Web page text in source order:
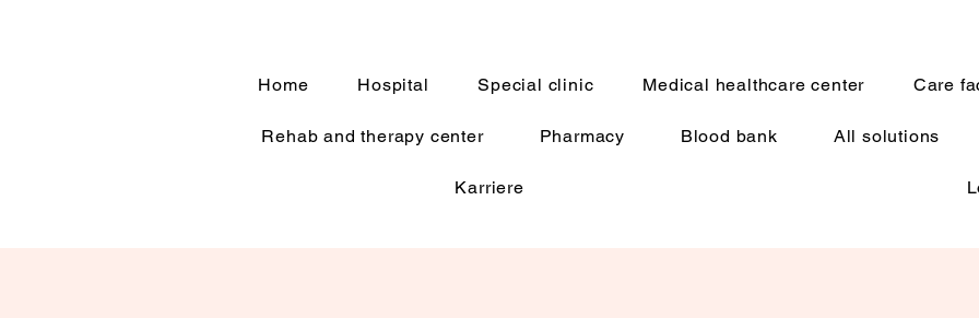
Home Hospital Special clinic Medical healthcare center Care
Rehab and therapy center Pharmacy Blood bank All solutions
Karriere